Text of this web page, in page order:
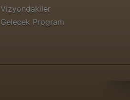
Vizyondakiler
Gelecek Program